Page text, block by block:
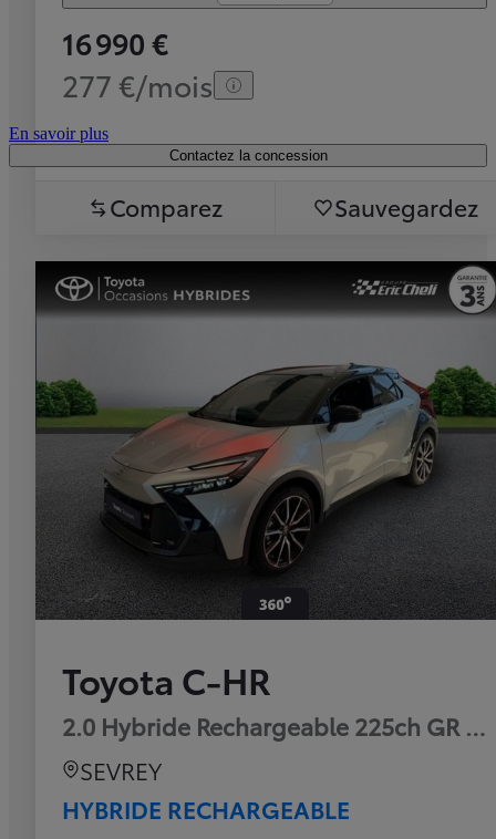
16 990 €
277 €/mois
En savoir plus
Contactez la concession
Comparez Sauvegardez
Toyota C-HR
2.0 Hybride Rechargeable 225ch GR
SEVREY
HYBRIDE RECHARGEABLE